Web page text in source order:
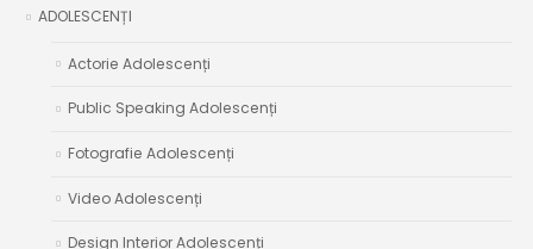
ADOLESCENȚI
Actorie Adolescenți
Public Speaking Adolescenți
Fotografie Adolescenți
Video Adolescenți
Design Interior Adolescenți